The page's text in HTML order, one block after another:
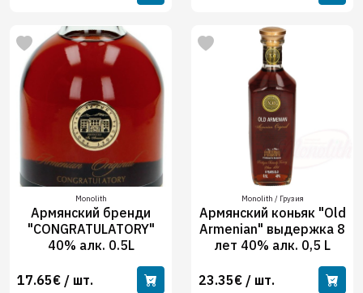
Monolith
Армянский бренди
"CONGRATULATORY"
40% алк. 0.5L
17.65€ / шт.
Monolith / Грузия
Армянский коньяк "Old
Armenian" выдержка 8
лет 40% алк. 0,5 L
23.35€ / шт.